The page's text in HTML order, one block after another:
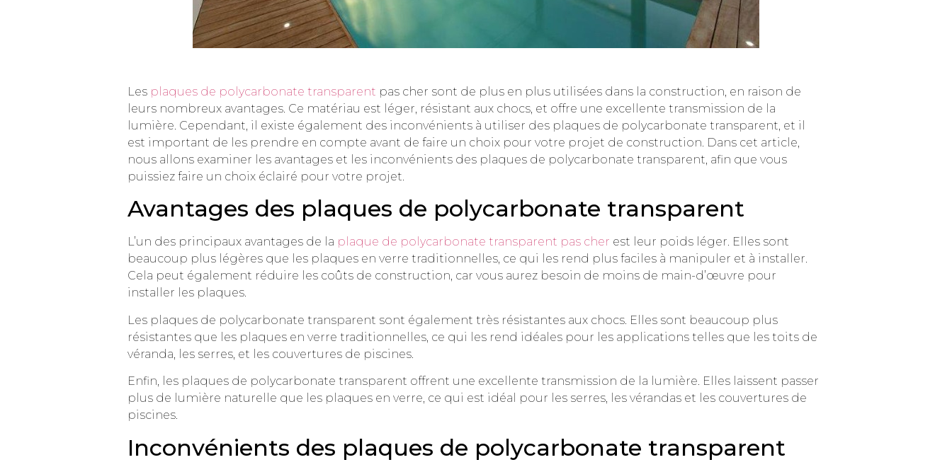
Les plaques de polycarbonate transparent pas cher sont de plus en plus utilisées dans la construction, en raison de
leurs nombreux avantages. Ce matériau est léger, résistant aux chocs, et offre une excellente transmission de la
lumière. Cependant, il existe également des inconvénients à utiliser des plaques de polycarbonate transparent, et il
est important de les prendre en compte avant de faire un choix pour votre projet de construction. Dans cet article,
nous allons examiner les avantages et les inconvénients des plaques de polycarbonate transparent, afin que vous
puissiez faire un choix éclairé pour votre projet.
Avantages des plaques de polycarbonate transparent
L’un des principaux avantages de la plaque de polycarbonate transparent pas cher est leur poids léger. Elles sont
beaucoup plus légères que les plaques en verre traditionnelles, ce qui les rend plus faciles à manipuler et à installer.
Cela peut également réduire les coûts de construction, car vous aurez besoin de moins de main-d’œuvre pour
installer les plaques.
Les plaques de polycarbonate transparent sont également très résistantes aux chocs. Elles sont beaucoup plus
résistantes que les plaques en verre traditionnelles, ce qui les rend idéales pour les applications telles que les toits de
véranda, les serres, et les couvertures de piscines.
Enfin, les plaques de polycarbonate transparent offrent une excellente transmission de la lumière. Elles laissent passer
plus de lumière naturelle que les plaques en verre, ce qui est idéal pour les serres, les vérandas et les couvertures de
piscines.
Inconvénients des plaques de polycarbonate transparent